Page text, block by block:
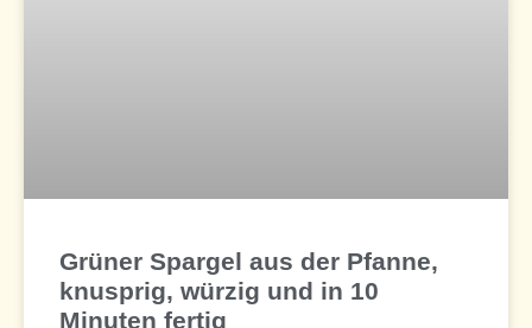
Grüner Spargel aus der Pfanne,
knusprig, würzig und in 10
Minuten fertig